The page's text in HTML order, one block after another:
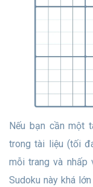
Nếu bạn cần một tài liệu PDF có mẫu, hãy chọn số trang
trong tài liệu (tối
mỗi trang và nhấp
Sudoku này khá